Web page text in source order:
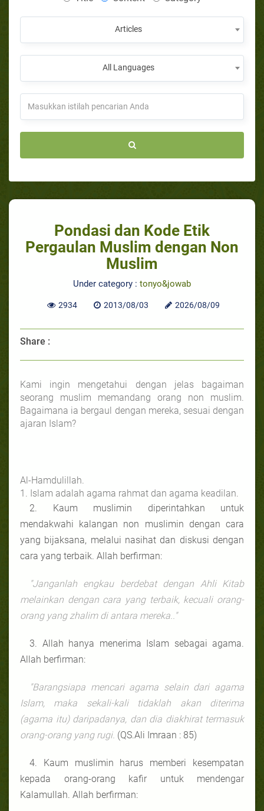
Articles
All Languages
Pondasi dan Kode Etik
Pergaulan Muslim dengan Non
Muslim
Under category : tonyo&jowab
2934 2013/08/03 2026/08/09
Share :
Kami ingin mengetahui dengan jelas bagaiman
seorang muslim memandang orang non muslim.
Bagaimana ia bergaul dengan mereka, sesuai dengan
ajaran Islam?
Al-Hamdulillah.
1. Islam adalah agama rahmat dan agama keadilan.
2. Kaum muslimin diperintahkan untuk
mendakwahi kalangan non muslimin dengan cara
yang bijaksana, melalui nasihat dan diskusi dengan
cara yang terbaik. Allah berfirman:
"Janganlah engkau berdebat dengan Ahli Kitab
melainkan dengan cara yang terbaik, kecuali orang-
orang yang zhalim di antara mereka.."
3. Allah hanya menerima Islam sebagai agama.
Allah berfirman:
"Barangsiapa mencari agama selain dari agama
Islam, maka sekali-kali tidaklah akan diterima
(agama itu) daripadanya, dan dia diakhirat termasuk
orang-orang yang rugi. (QS.Ali Imraan : 85)
4. Kaum muslimin harus memberi kesempatan
kepada orang-orang kafir untuk mendengar
Kalamullah. Allah berfirman: